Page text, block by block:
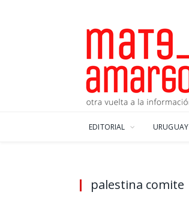
EDITORIAL URUGUAY
palestina comite